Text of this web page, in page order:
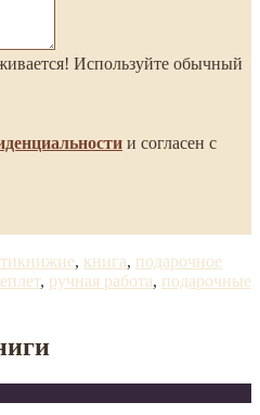
Используйте обычный
и согласен с
, книга, подарочное
, ручная работа, подарочные